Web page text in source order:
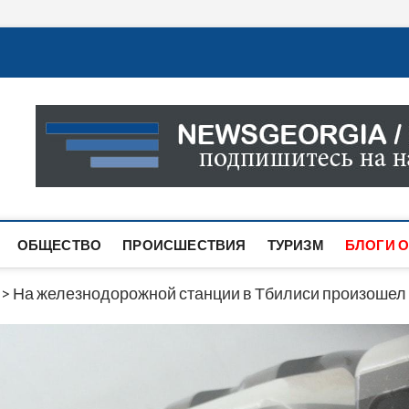
Новости Грузии
САМАЯ АКТУАЛЬНАЯ ИНФОРМАЦИЯ О СОБЫТИЯХ
САЙТЕ ВЫ НАЙДЕТЕ НОВОСТИ ПОЛИТИКИ,
ОБЩЕСТВО ПРОИСШЕСТВИЯ ТУРИЗМ БЛОГИ
> На железнодорожной станции в Тбилиси